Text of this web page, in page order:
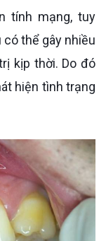
thể gây nhiều
kịp thời. Do đó
hiện tình trạng